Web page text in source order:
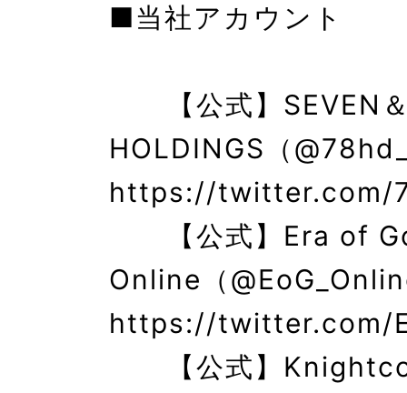
■当社アカウント
【公式】SEVEN
HOLDINGS（
https://twitter.com/
【公式】Era of
Online（
https://twitter.com/
【公式】